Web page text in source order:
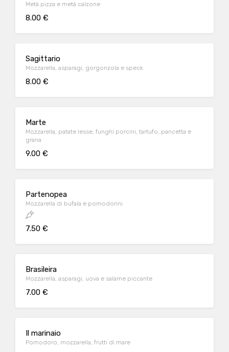
Metà pizza e metà calzone
8.00 €
Sagittario
Mozzarella, asparagi, gorgonzola e speck
8.00 €
Marte
Mozzarella, patate lesse, funghi porcini, tartufo, pancetta e
grana
9.00 €
Partenopea
Mozzarella di bufala e pomodorini
7.50 €
Brasileira
Mozzarella, asparagi, uova e salame piccante
7.00 €
Il marinaio
Pomodoro, mozzarella, frutti di mare